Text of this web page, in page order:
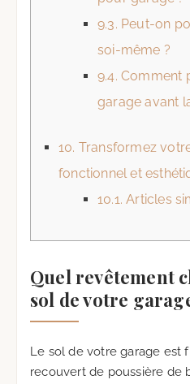
9.3. Peut-on
soi-même ?
9.4. Comment
garage avant
10. Transformez
fonctionnel et
10.1. Articles
Quel revêtement
sol de votre
Le sol de votre garage est
recouvert de poussière de